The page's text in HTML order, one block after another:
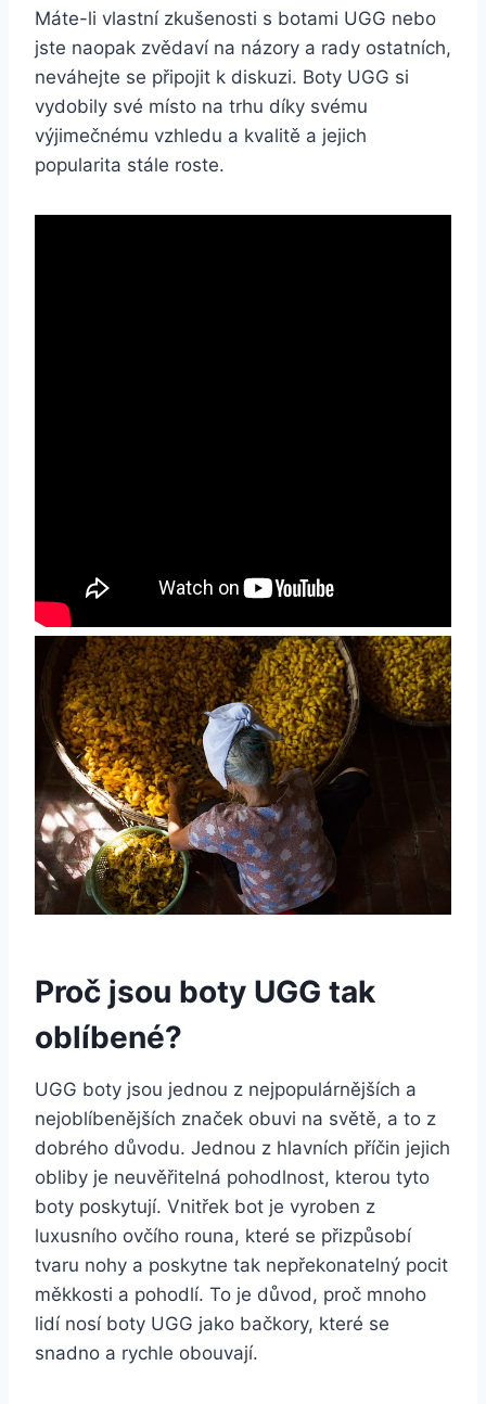
Máte-li‌ vlastní zkušenosti s botami UGG nebo
jste⁣ naopak zvědaví⁢ na názory a ​rady ostatních,⁢
neváhejte⁤ se⁢ připojit k ‌diskuzi. Boty UGG si
vydobily⁢ své místo na trhu díky ​svému⁤
výjimečnému vzhledu ‍a kvalitě⁤ a jejich
⁢popularita ​stále roste.
Proč‌ jsou ⁤boty ⁣UGG tak
oblíbené?
UGG boty⁢ jsou jednou z nejpopulárnějších ​a
nejoblíbenějších značek obuvi na světě, a to z
dobrého důvodu. Jednou z hlavních příčin jejich‌
obliby ⁣je neuvěřitelná pohodlnost, kterou ⁣tyto
boty poskytují. Vnitřek‍ bot je ⁤vyroben z⁢
luxusního ovčího rouna, které⁣ se přizpůsobí
tvaru ​nohy⁢ a⁤ poskytne ‍tak⁣ nepřekonatelný ⁣pocit
měkkosti a ‌pohodlí.⁢ To je ⁣důvod, proč ​mnoho
lidí ⁤nosí boty ​UGG jako bačkory, ⁤které se
snadno⁤ a rychle obouvají.